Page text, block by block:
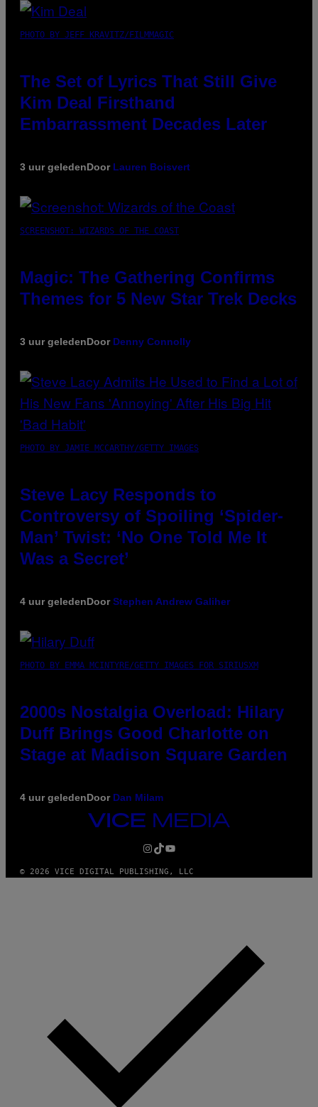
PHOTO BY JEFF KRAVITZ/FILMMAGIC
The Set of Lyrics That Still Give
Kim Deal Firsthand
Embarrassment Decades Later
3 uur geledenDoor Lauren Boisvert
SCREENSHOT: WIZARDS OF THE COAST
Magic: The Gathering Confirms
Themes for 5 New Star Trek Decks
3 uur geledenDoor Denny Connolly
PHOTO BY JAMIE MCCARTHY/GETTY IMAGES
Steve Lacy Responds to
Controversy of Spoiling ‘Spider-
Man’ Twist: ‘No One Told Me It
Was a Secret’
4 uur geledenDoorStephen Andrew Galiher
PHOTO BY EMMA MCINTYRE/GETTY IMAGES FOR SIRIUSXM
2000s Nostalgia Overload: Hilary
Duff Brings Good Charlotte on
Stage at Madison Square Garden
4 uur geledenDoor Dan Milam
VICE
MEDIA
INSTAGRAM
TIKTOK
YOUTUBE
© 2026 VICE DIGITAL PUBLISHING, LLC